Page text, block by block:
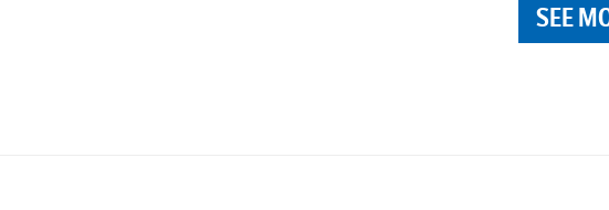
SEE